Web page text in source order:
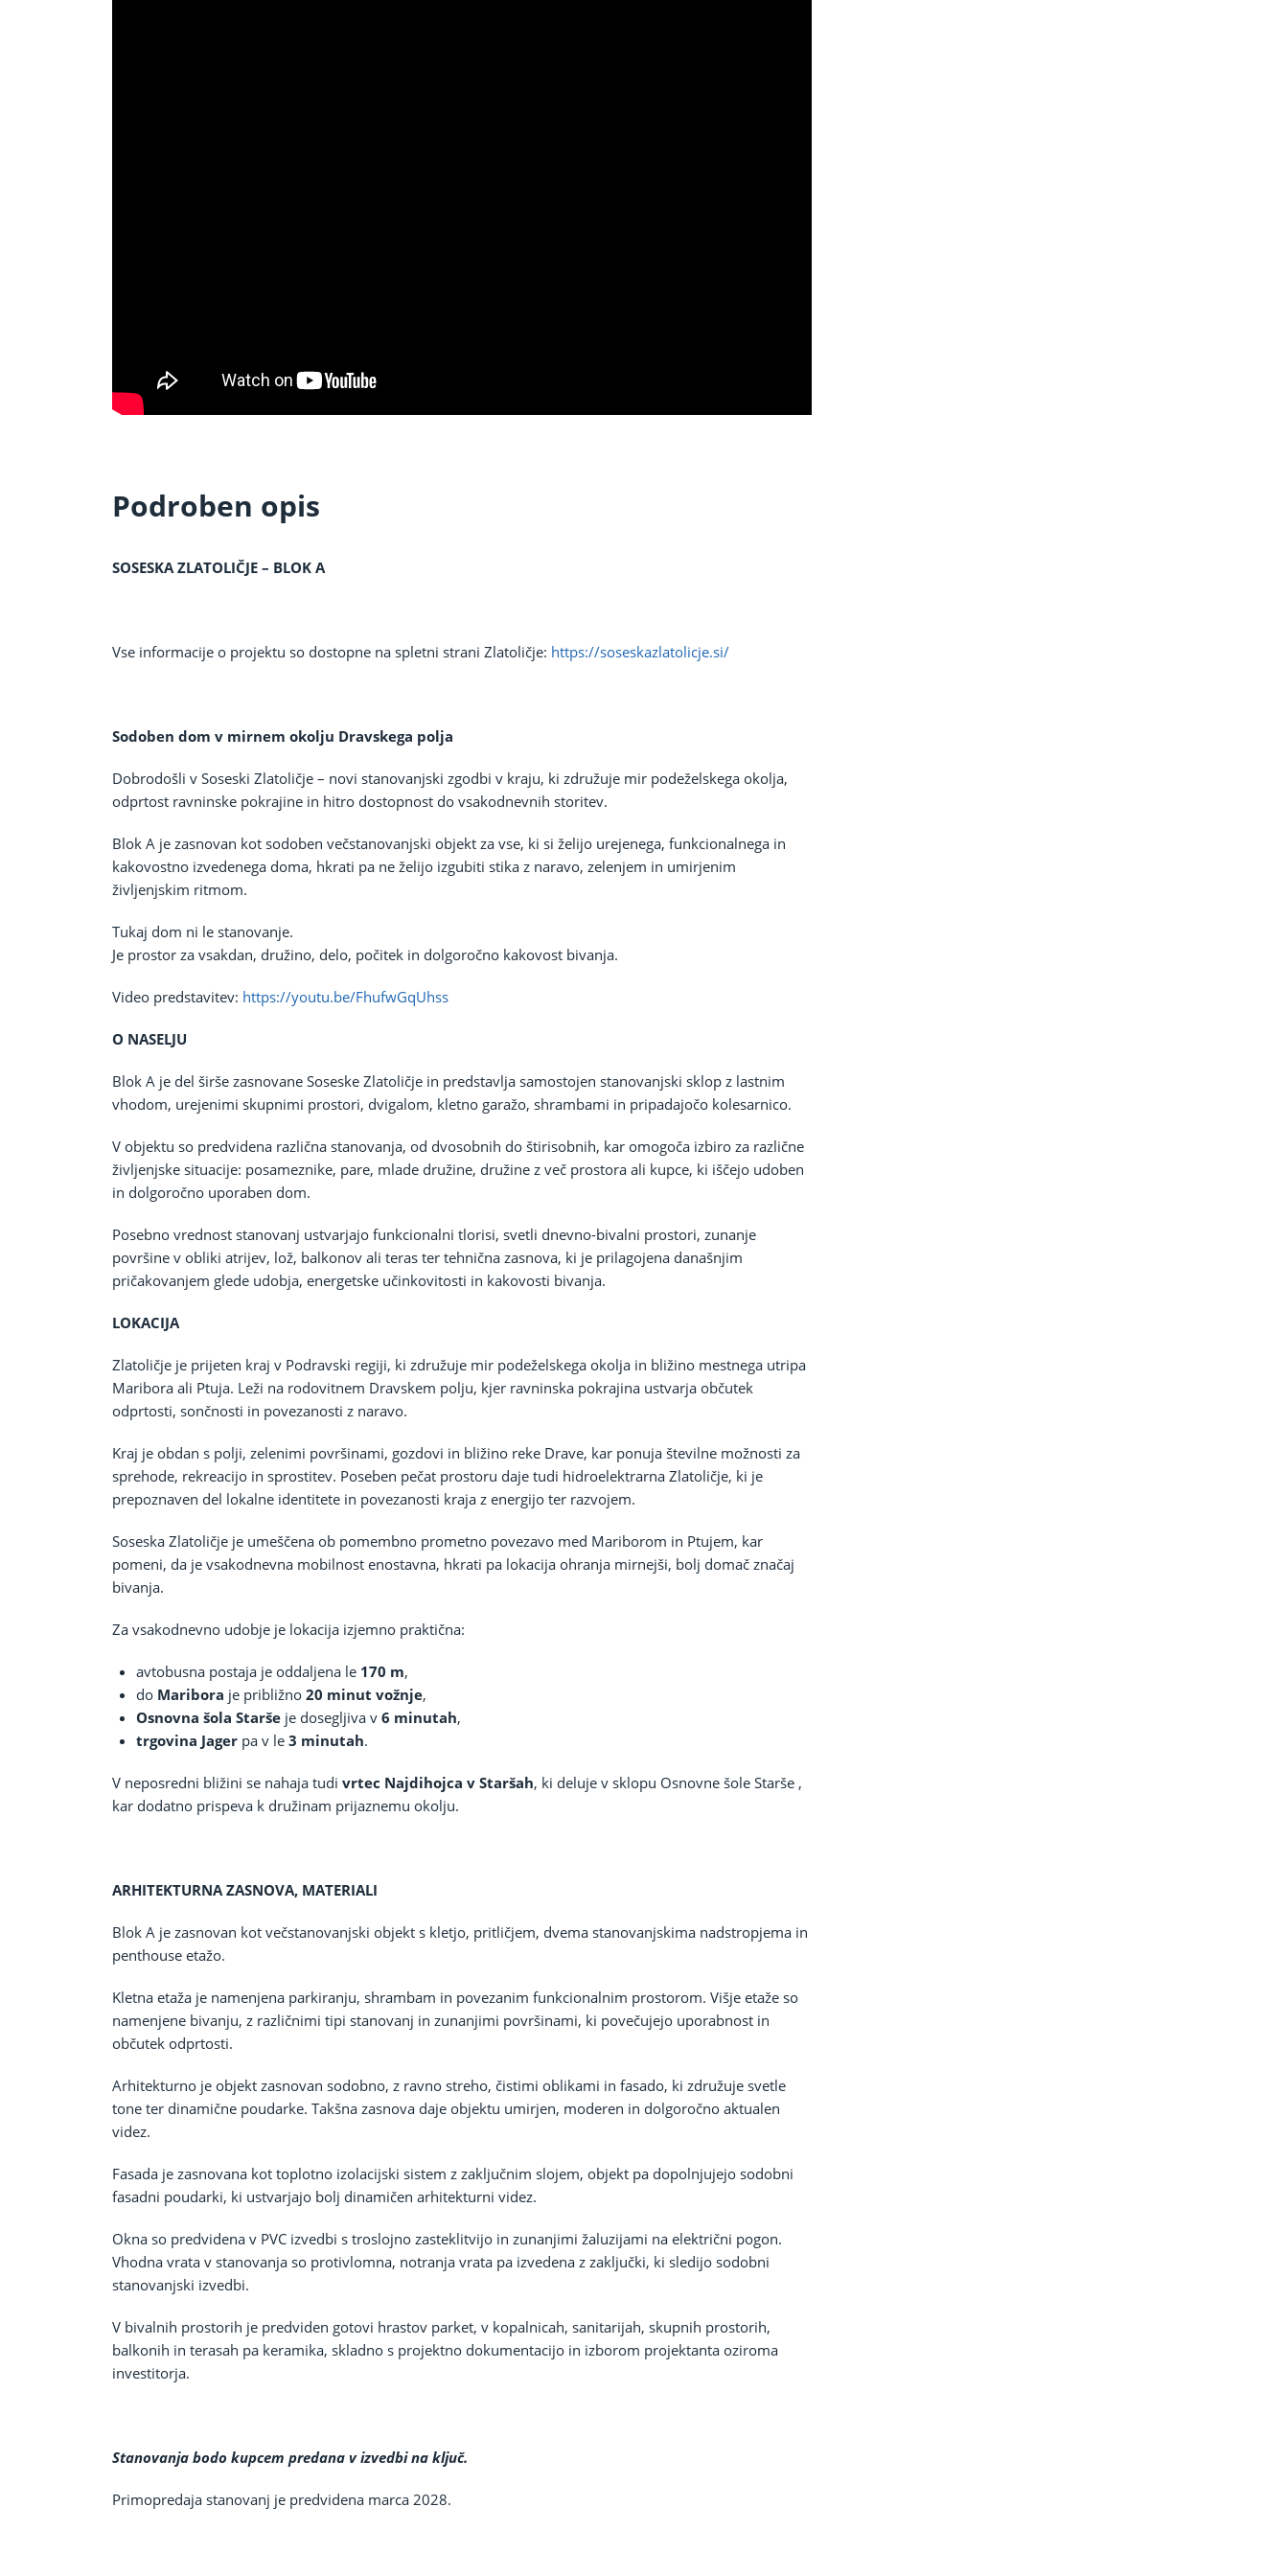
Podroben opis
SOSESKA ZLATOLIČJE – BLOK A
Vse informacije o projektu so dostopne na spletni strani Zlatoličje: https://soseskazlatolicje.si/
Sodoben dom v mirnem okolju Dravskega polja
Dobrodošli v Soseski Zlatoličje – novi stanovanjski zgodbi v kraju, ki združuje mir podeželskega okolja,
odprtost ravninske pokrajine in hitro dostopnost do vsakodnevnih storitev.
Blok A je zasnovan kot sodoben večstanovanjski objekt za vse, ki si želijo urejenega, funkcionalnega in
kakovostno izvedenega doma, hkrati pa ne želijo izgubiti stika z naravo, zelenjem in umirjenim
življenjskim ritmom.
Tukaj dom ni le stanovanje.
Je prostor za vsakdan, družino, delo, počitek in dolgoročno kakovost bivanja.
Video predstavitev: https://youtu.be/FhufwGqUhss
O NASELJU
Blok A je del širše zasnovane Soseske Zlatoličje in predstavlja samostojen stanovanjski sklop z lastnim
vhodom, urejenimi skupnimi prostori, dvigalom, kletno garažo, shrambami in pripadajočo kolesarnico.
V objektu so predvidena različna stanovanja, od dvosobnih do štirisobnih, kar omogoča izbiro za različne
življenjske situacije: posameznike, pare, mlade družine, družine z več prostora ali kupce, ki iščejo udoben
in dolgoročno uporaben dom.
Posebno vrednost stanovanj ustvarjajo funkcionalni tlorisi, svetli dnevno-bivalni prostori, zunanje
površine v obliki atrijev, lož, balkonov ali teras ter tehnična zasnova, ki je prilagojena današnjim
pričakovanjem glede udobja, energetske učinkovitosti in kakovosti bivanja.
LOKACIJA
Zlatoličje je prijeten kraj v Podravski regiji, ki združuje mir podeželskega okolja in bližino mestnega utripa
Maribora ali Ptuja. Leži na rodovitnem Dravskem polju, kjer ravninska pokrajina ustvarja občutek
odprtosti, sončnosti in povezanosti z naravo.
Kraj je obdan s polji, zelenimi površinami, gozdovi in bližino reke Drave, kar ponuja številne možnosti za
sprehode, rekreacijo in sprostitev. Poseben pečat prostoru daje tudi hidroelektrarna Zlatoličje, ki je
prepoznaven del lokalne identitete in povezanosti kraja z energijo ter razvojem.
Soseska Zlatoličje je umeščena ob pomembno prometno povezavo med Mariborom in Ptujem, kar
pomeni, da je vsakodnevna mobilnost enostavna, hkrati pa lokacija ohranja mirnejši, bolj domač značaj
bivanja.
Za vsakodnevno udobje je lokacija izjemno praktična:
avtobusna postaja je oddaljena le 170 m,
do Maribora je približno 20 minut vožnje,
Osnovna šola Starše je dosegljiva v 6 minutah,
trgovina Jager pa v le 3 minutah.
V neposredni bližini se nahaja tudi vrtec Najdihojca v Staršah, ki deluje v sklopu Osnovne šole Starše ,
kar dodatno prispeva k družinam prijaznemu okolju.
ARHITEKTURNA ZASNOVA, MATERIALI
Blok A je zasnovan kot večstanovanjski objekt s kletjo, pritličjem, dvema stanovanjskima nadstropjema in
penthouse etažo.
Kletna etaža je namenjena parkiranju, shrambam in povezanim funkcionalnim prostorom. Višje etaže so
namenjene bivanju, z različnimi tipi stanovanj in zunanjimi površinami, ki povečujejo uporabnost in
občutek odprtosti.
Arhitekturno je objekt zasnovan sodobno, z ravno streho, čistimi oblikami in fasado, ki združuje svetle
tone ter dinamične poudarke. Takšna zasnova daje objektu umirjen, moderen in dolgoročno aktualen
videz.
Fasada je zasnovana kot toplotno izolacijski sistem z zaključnim slojem, objekt pa dopolnjujejo sodobni
fasadni poudarki, ki ustvarjajo bolj dinamičen arhitekturni videz.
Okna so predvidena v PVC izvedbi s troslojno zasteklitvijo in zunanjimi žaluzijami na električni pogon.
Vhodna vrata v stanovanja so protivlomna, notranja vrata pa izvedena z zaključki, ki sledijo sodobni
stanovanjski izvedbi.
V bivalnih prostorih je predviden gotovi hrastov parket, v kopalnicah, sanitarijah, skupnih prostorih,
balkonih in terasah pa keramika, skladno s projektno dokumentacijo in izborom projektanta oziroma
investitorja.
Stanovanja bodo kupcem predana v izvedbi na ključ.
Primopredaja stanovanj je predvidena marca 2028.